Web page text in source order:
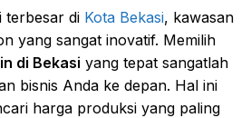
terbesar di Kota Bekasi, kawasan
yang sangat inovatif. Memilih
di Bekasi yang tepat sangatlah
bisnis Anda ke depan. Hal ini
harga produksi yang paling